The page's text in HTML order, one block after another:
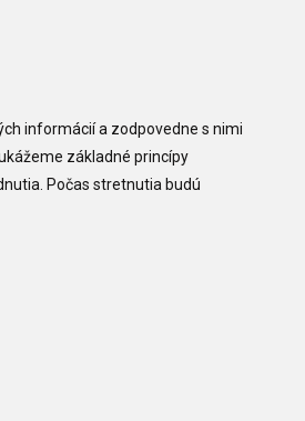
informácií a zodpovedne s nimi
základné princípy
Počas stretnutia budú